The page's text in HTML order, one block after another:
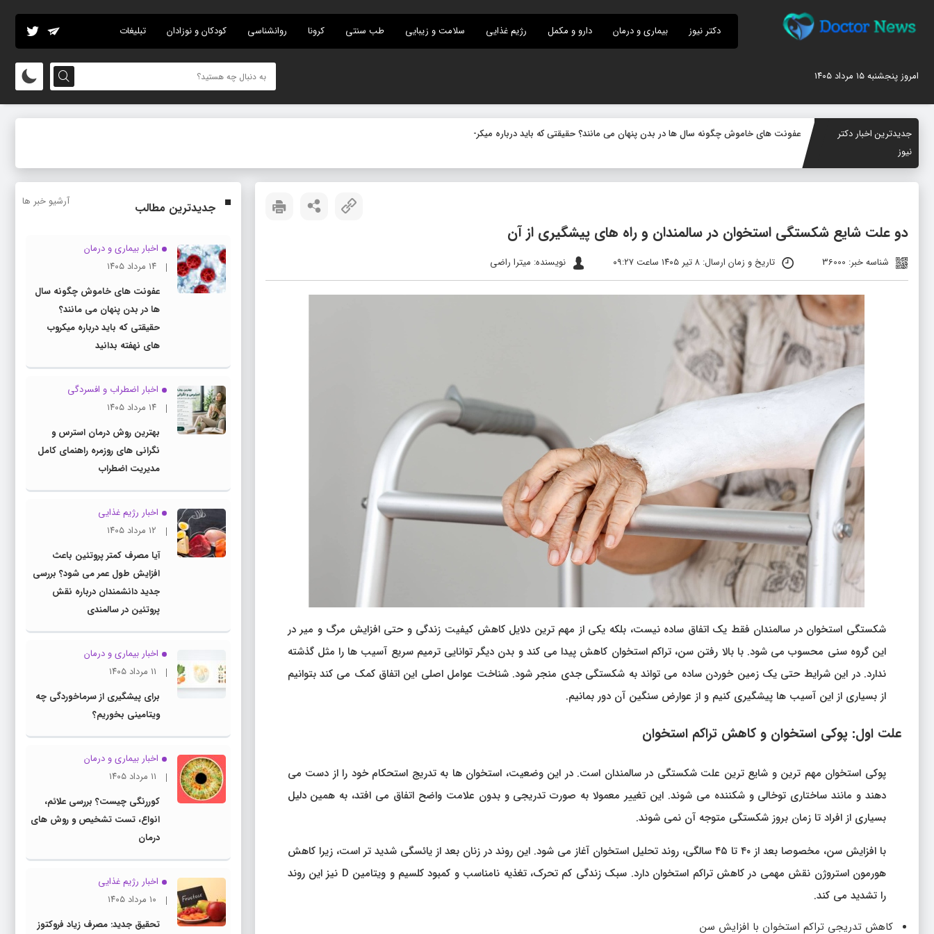
دکتر نیوز بیماری و درمان دارو و مکمل رژیم غذایی سلامت و زیبایی طب سنتی کرونا روانشناسی کودکان و نوزادان تبلیغات
امروز پنجشنبه ۱۵ مرداد ۱۴۰۵
جدیدترین اخبار دکتر
نیوز
عفونت های خاموش چگونه سال ها در بدن پنهان می مانند؟ حقیقتی که باید درباره میکروب های نهفته بدانید
دو علت شایع شکستگی استخوان در سالمندان و راه های پیشگیری از آن
شناسه خبر: 36000 تاریخ و زمان ارسال: ۸ تیر ۱۴۰۵ ساعت ۰۹:۲۷ نویسنده: میترا راضی
شکستگی استخوان در سالمندان فقط یک اتفاق ساده نیست، بلکه یکی از مهم ترین دلایل کاهش کیفیت زندگی و حتی افزایش مرگ و میر در
این گروه سنی محسوب می شود. با بالا رفتن سن، تراکم استخوان کاهش پیدا می کند و بدن دیگر توانایی ترمیم سریع آسیب ها را مثل گذشته
ندارد. در این شرایط حتی یک زمین خوردن ساده می تواند به شکستگی جدی منجر شود. شناخت عوامل اصلی این اتفاق کمک می کند بتوانیم
از بسیاری از این آسیب ها پیشگیری کنیم و از عوارض سنگین آن دور بمانیم.
علت اول: پوکی استخوان و کاهش تراکم استخوان
پوکی استخوان مهم ترین و شایع ترین علت شکستگی در سالمندان است. در این وضعیت، استخوان ها به تدریج استحکام خود را از دست می
دهند و مانند ساختاری توخالی و شکننده می شوند. این تغییر معمولا به صورت تدریجی و بدون علامت واضح اتفاق می افتد، به همین دلیل
بسیاری از افراد تا زمان بروز شکستگی متوجه آن نمی شوند.
با افزایش سن، مخصوصا بعد از ۴۰ تا ۴۵ سالگی، روند تحلیل استخوان آغاز می شود. این روند در زنان بعد از یائسگی شدید تر است، زیرا کاهش
هورمون استروژن نقش مهمی در کاهش تراکم استخوان دارد. سبک زندگی کم تحرک، تغذیه نامناسب و کمبود کلسیم و ویتامین D نیز این روند
را تشدید می کند.
کاهش تدریجی تراکم استخوان با افزایش سن
جدیدترین مطالب آرشیو خبر ها
اخبار بیماری و درمان
۱۴ مرداد ۱۴۰۵
عفونت های خاموش چگونه سال
ها در بدن پنهان می مانند؟
حقیقتی که باید درباره میکروب
های نهفته بدانید
اخبار اضطراب و افسردگی
۱۴ مرداد ۱۴۰۵
بهترین روش درمان استرس و
نگرانی های روزمره راهنمای کامل
مدیریت اضطراب
اخبار رژیم غذایی
۱۲ مرداد ۱۴۰۵
آیا مصرف کمتر پروتئین باعث
افزایش طول عمر می شود؟ بررسی
جدید دانشمندان درباره نقش
پروتئین در سالمندی
اخبار بیماری و درمان
۱۱ مرداد ۱۴۰۵
برای پیشگیری از سرماخوردگی چه
ویتامینی بخوریم؟
اخبار بیماری و درمان
۱۱ مرداد ۱۴۰۵
کوررنگی چیست؟ بررسی علائم،
انواع، تست تشخیص و روش های
درمان
اخبار رژیم غذایی
۱۰ مرداد ۱۴۰۵
تحقیق جدید: مصرف زیاد فروکتوز